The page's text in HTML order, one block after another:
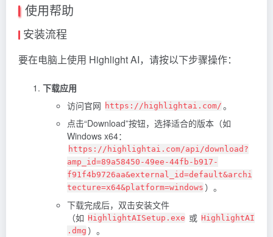
使用帮助
安装流程
要在电脑上使用 Highlight AI，请按以下步骤操作：
下载应用
访问官网 https://highlightai.com/ 。
点击“Download”按钮，选择适合的版本（如
Windows x64：
https://highlightai.com/api/download?
amp_id=89a58450-49ee-44fb-b917-
f91f4b9726aa&external_id=default&archi
tecture=x64&platform=windows ）。
下载完成后，双击安装文件
（如 HighlightAISetup.exe 或 HighlightAI
.dmg ）。